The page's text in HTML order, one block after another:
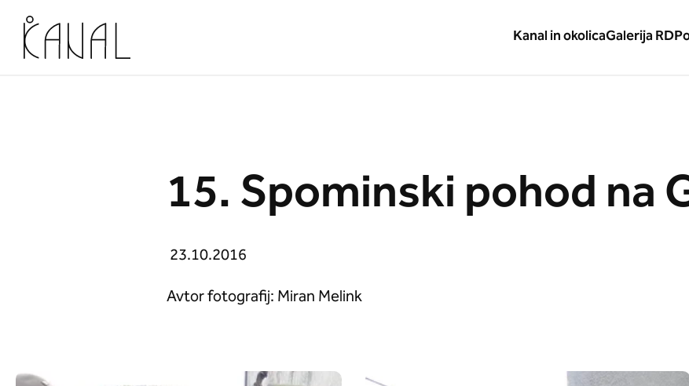
Kanal in okolicaGalerija RD
15. Spominski pohod na
23.10.2016
Avtor fotografij: Miran Melink